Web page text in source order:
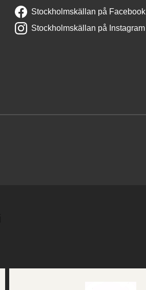
Stockholmskällan på Facebook
Stockholmskällan på Instagram